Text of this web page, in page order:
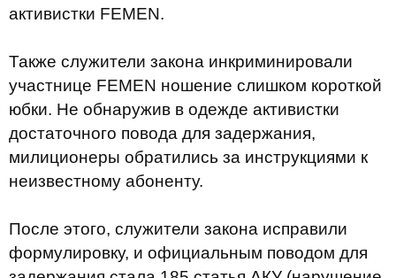
активистки FEMEN.
Также служители закона инкриминировали
участнице FEMEN ношение слишком короткой
юбки. Не обнаружив в одежде активистки
достаточного повода для задержания,
милиционеры обратились за инструкциями к
неизвестному абоненту.
После этого, служители закона исправили
формулировку, и официальным поводом для